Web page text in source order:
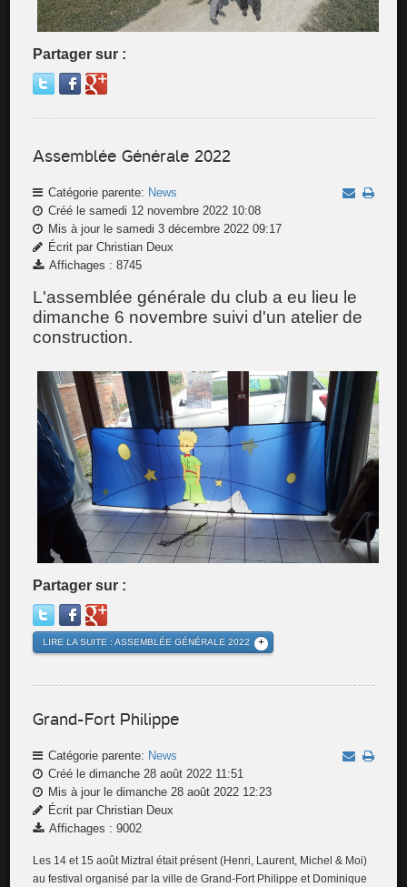
Partager sur :
Assemblée Générale 2022
Catégorie parente: News
Créé le samedi 12 novembre 2022 10:08
Mis à jour le samedi 3 décembre 2022 09:17
Écrit par Christian Deux
Affichages : 8745
L'assemblée générale du club a eu lieu le
dimanche 6 novembre suivi d'un atelier de
construction.
Partager sur :
LIRE LA SUITE : ASSEMBLÉE GÉNÉRALE 2022
Grand-Fort Philippe
Catégorie parente: News
Créé le dimanche 28 août 2022 11:51
Mis à jour le dimanche 28 août 2022 12:23
Écrit par Christian Deux
Affichages : 9002
Les 14 et 15 août Miztral était présent (Henri, Laurent, Michel & Moi)
au festival organisé par la ville de Grand-Fort Philippe et Dominique